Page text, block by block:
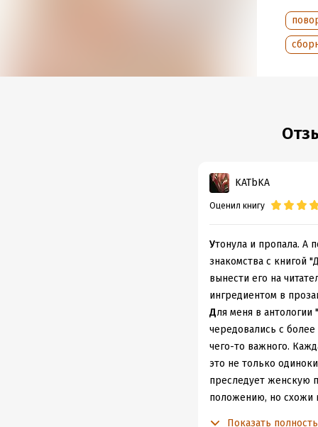
Дата
KATbKA
Оценил книгу
Утонула и пропала. А
знакомства с книгой
вынести его на
ингредиентом в
Для меня в
чередовались с
чего-то важного.
это не только
преследует женскую
положению, но схожи
Показать